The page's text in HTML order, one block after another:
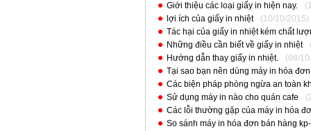
Giới thiệu các loại giấy in hiện nay.
lợi ích của giấy in nhiệt
(10/10/2015)
Tác hại của giấy in nhiệt kém chất
Những điều cần biết về giấy in nhiệt
Hướng dẫn thay giấy in nhiệt.
(08/
Tại sao bạn nên dùng máy in hóa
Các biện pháp phòng ngừa an toàn
Sử dụng máy in nào cho quán cafe
Các lỗi thường gặp của máy in hóa
So sánh máy in hóa đơn bán hàng